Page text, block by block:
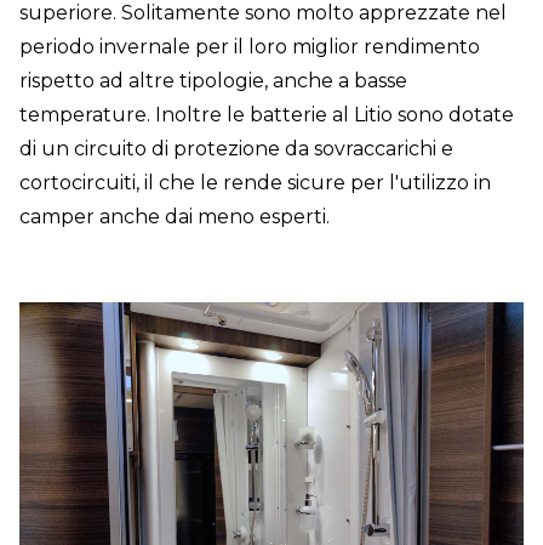
superiore. Solitamente sono molto apprezzate nel
periodo invernale per il loro miglior rendimento
rispetto ad altre tipologie, anche a basse
temperature. Inoltre le batterie al Litio sono dotate
di un circuito di protezione da sovraccarichi e
cortocircuiti, il che le rende sicure per l'utilizzo in
camper anche dai meno esperti.